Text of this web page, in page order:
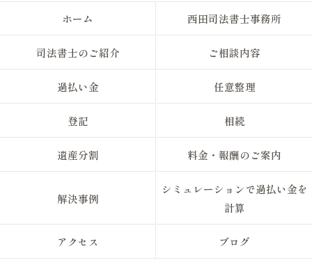
ホーム 西田司法書士事務所
司法書士のご紹介 ご相談内容
過払い金 任意整理
登記 相続
遺産分割 料金・報酬のご案内
解決事例
シミュレーションで過払い金を
計算
アクセス ブログ